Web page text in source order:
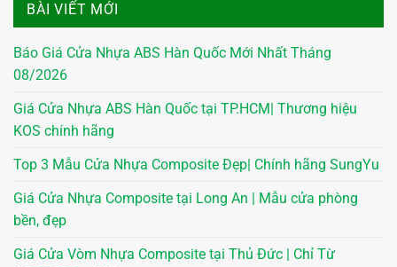
BÀI VIẾT MỚI
Báo Giá Cửa Nhựa ABS Hàn Quốc Mới Nhất Tháng
08/2026
Giá Cửa Nhựa ABS Hàn Quốc tại TP.HCM| Thương hiệu
KOS chính hãng
Top 3 Mẫu Cửa Nhựa Composite Đẹp| Chính hãng SungYu
Giá Cửa Nhựa Composite tại Long An | Mẫu cửa phòng
bền, đẹp
Giá Cửa Vòm Nhựa Composite tại Thủ Đức | Chỉ Từ